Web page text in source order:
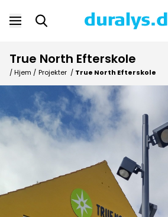
True North Efterskole
/ Hjem / Projekter / True North Efterskole